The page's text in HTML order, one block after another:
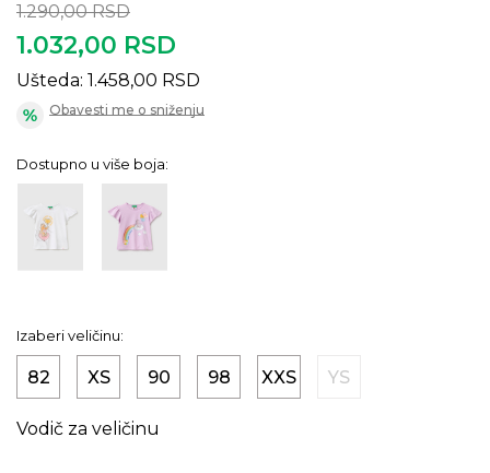
1.290,00 RSD
1.032,00 RSD
Ušteda: 1.458,00 RSD
Obavesti me o sniženju
Dostupno u više boja:
Izaberi veličinu:
82 XS 90 98 XXS YS
Vodič za veličinu